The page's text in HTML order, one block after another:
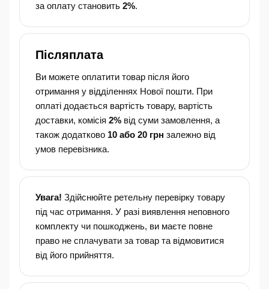
за оплату становить 2%.
Післяплата
Ви можете оплатити товар після його
отримання у відділеннях Нової пошти. При
оплаті додається вартість товару, вартість
доставки, комісія 2% від суми замовлення, а
також додатково 10 або 20 грн залежно від
умов перевізника.
Увага! Здійснюйте ретельну перевірку товару
під час отримання. У разі виявлення неповного
комплекту чи пошкоджень, ви маєте повне
право не сплачувати за товар та відмовитися
від його прийняття.